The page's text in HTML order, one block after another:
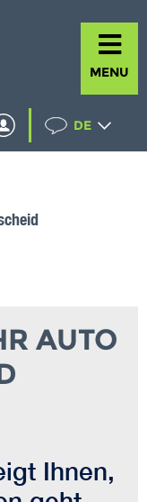
MENU
DE
AUTO
Ihnen,